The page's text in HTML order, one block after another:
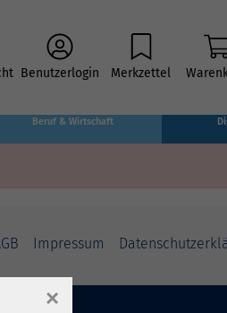
Benutzerlogin Merkzettel
Beruf & Wirtschaft
Impressum
×